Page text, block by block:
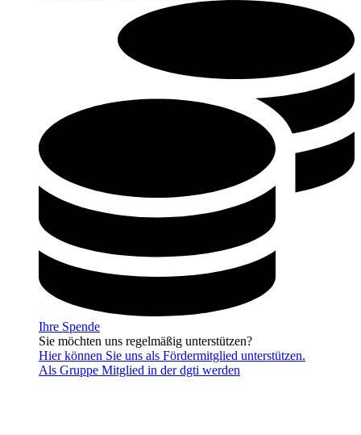
Ihre Spende
Sie möchten uns regelmäßig unterstützen?
Hier können Sie uns als Fördermitglied unterstützen.
Als Gruppe Mitglied in der dgti werden